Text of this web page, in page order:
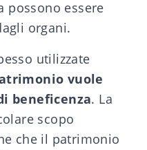
possono essere
organi.
utilizzate
vuole
beneficenza. La
scopo
che il patrimonio